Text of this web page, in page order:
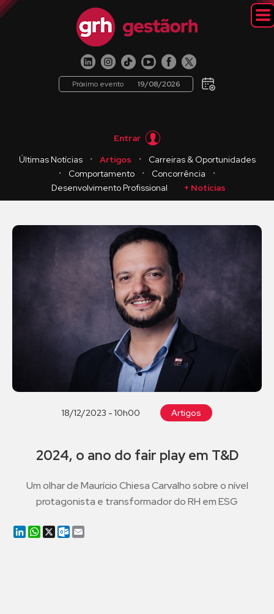
Próximo evento 19/08/2026
Entrar
Últimas Notícias
・ Artigos ・
Carreiras & Oportunidades
・
Comportamento ・ Concorrência
・
Desenvolvimento Profissional
+ Notícias
18/12/2023 - 10h00 Artigos
2024, o ano do fair play em T&D
Um olhar de Maurício Chiesa Carvalho sobre o nível
protagonista e transformador do RH em ESG
LinkedIn
WhatsApp
X Outlook.com